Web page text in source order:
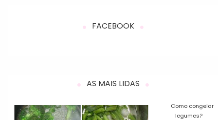
FACEBOOK
AS MAIS LIDAS
Como congelar
legumes?